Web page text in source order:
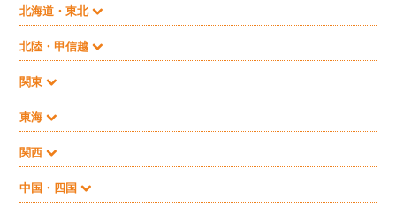
北海道・東北
北陸・甲信越
関東
東海
関西
中国・四国